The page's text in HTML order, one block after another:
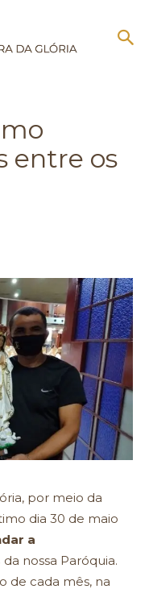
entre os
por meio da
dia 30 de maio
a
da nossa Paróquia.
de cada mês, na